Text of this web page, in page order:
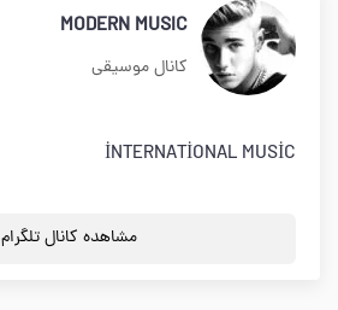
MODERN MUSIC
کانال موسیقی
İNTERNATİONAL MUSİC
مشاهده کانال تلگرام